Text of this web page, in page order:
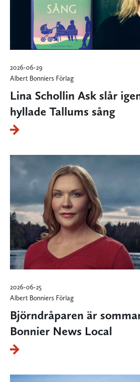
2026-06-29
Albert Bonniers Förlag
Lina Schollin Ask slår
hyllade Tallums sång
2026-06-25
Albert Bonniers Förlag
Björndråparen är
Bonnier News Local